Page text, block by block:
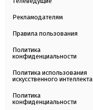
Рекламодателям
Правила пользования
Политика
конфиденциальности
Политика использования
искусственного интеллекта
Политика
конфиденциальности